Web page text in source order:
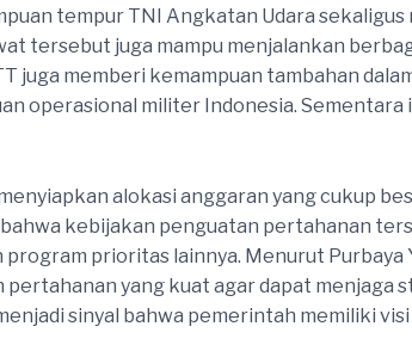
tempur TNI Angkatan Udara
tersebut juga mampu menjalankan
juga memberi kemampuan tambahan
operasional militer Indonesia. Sementara
alokasi anggaran yang cukup
kebijakan penguatan pertahanan
prioritas lainnya. Menurut Purbaya
yang kuat agar dapat menjaga
sinyal bahwa pemerintah memiliki